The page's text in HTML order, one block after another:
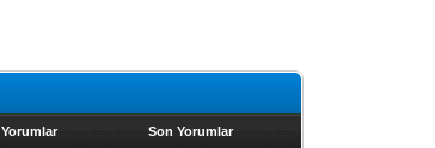
Yorumlar Son Yorumlar